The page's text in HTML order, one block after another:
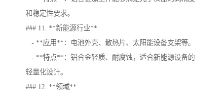
和稳定性要求。
### 11. **新能源行业**
- **应用**：电池外壳、散热片、太阳能设备支架等。
- **特点**：铝合金轻质、耐腐蚀，适合新能源设备的
轻量化设计。
### 12. **领域**